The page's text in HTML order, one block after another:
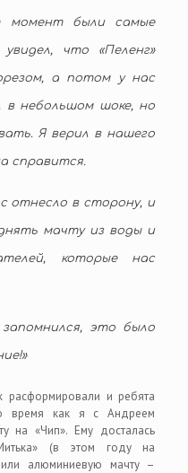
момент были самые
что «Пеленг»
а потом у нас
небольшом шоке, но
Я верил в нашего
справится.
отнесло в сторону, и
мачту из воды и
которые нас
это было
и ребята
время как я с Андреем
на «Чип». Ему досталась
(в этом году на
алюминиевую мачту –